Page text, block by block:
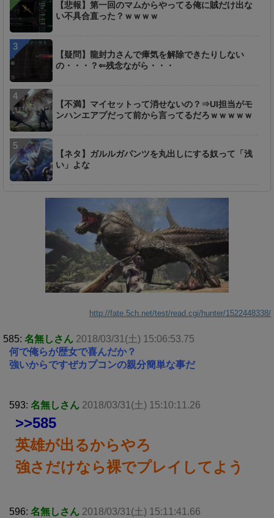
【悲報】第一回のマムからやってる俺に賊だけ出な
い不具合直った？ｗｗｗｗ
【疑問】龍封力さんで瘴気を解除できたりしない
の・・・？⇐残念ながら・・・
【不満】マイセットって消せないの？⇒UI担当がモ
ンハンエアプだって前から言ってるだろｗｗｗｗｗ
【ネタ】ガルルガパンツを丸出しにする奴って「浅
い」よな
http://fate.5ch.net/test/read.cgi/hunter/1522448338/
585: 名無しさん 2018/03/31(土) 15:06:53.75
何で俺らが歴女で喜んだか？
強いからですぜカプコンの親分簡単な事だ
593: 名無しさん 2018/03/31(土) 15:10:11.26
>>585
英雄が出るからやろ
強さだけなら裸でプレイしてよう
596: 名無しさん 2018/03/31(土) 15:11:41.66